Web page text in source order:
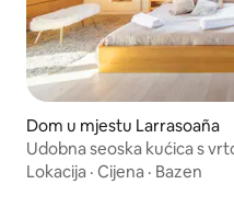
Dom u mjestu Larrasoaña
Udobna seoska kućica s
Lokacija · Cijena · Bazen